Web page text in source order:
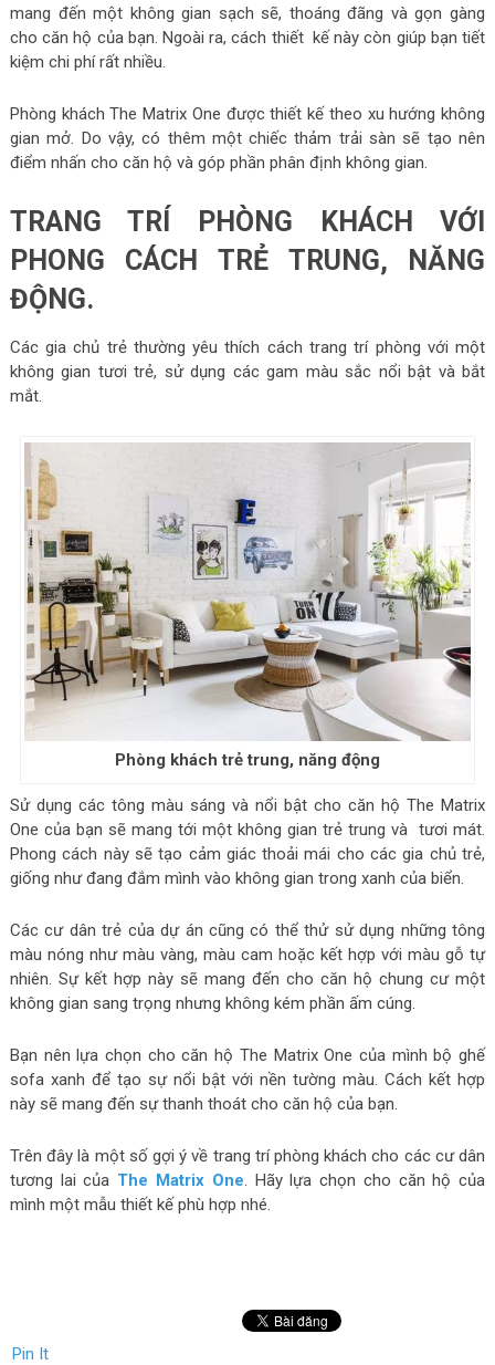
mang đến một không gian sạch sẽ, thoáng đãng và gọn gàng
cho căn hộ của bạn. Ngoài ra, cách thiết kế này còn giúp bạn tiết
kiệm chi phí rất nhiều.
Phòng khách The Matrix One được thiết kế theo xu hướng không
gian mở. Do vậy, có thêm một chiếc thảm trải sàn sẽ tạo nên
điểm nhấn cho căn hộ và góp phần phân định không gian.
TRANG TRÍ PHÒNG KHÁCH VỚI
PHONG CÁCH TRẺ TRUNG, NĂNG
ĐỘNG.
Các gia chủ trẻ thường yêu thích cách trang trí phòng với một
không gian tươi trẻ, sử dụng các gam màu sắc nổi bật và bắt
mắt.
Phòng khách trẻ trung, năng động
Sử dụng các tông màu sáng và nổi bật cho căn hộ The Matrix
One của bạn sẽ mang tới một không gian trẻ trung và tươi mát.
Phong cách này sẽ tạo cảm giác thoải mái cho các gia chủ trẻ,
giống như đang đắm mình vào không gian trong xanh của biển.
Các cư dân trẻ của dự án cũng có thể thử sử dụng những tông
màu nóng như màu vàng, màu cam hoặc kết hợp với màu gỗ tự
nhiên. Sự kết hợp này sẽ mang đến cho căn hộ chung cư một
không gian sang trọng nhưng không kém phần ấm cúng.
Bạn nên lựa chọn cho căn hộ The Matrix One của mình bộ ghế
sofa xanh để tạo sự nổi bật với nền tường màu. Cách kết hợp
này sẽ mang đến sự thanh thoát cho căn hộ của bạn.
Trên đây là một số gợi ý về trang trí phòng khách cho các cư dân
tương lai của The Matrix One. Hãy lựa chọn cho căn hộ của
mình một mẫu thiết kế phù hợp nhé.
Pin It